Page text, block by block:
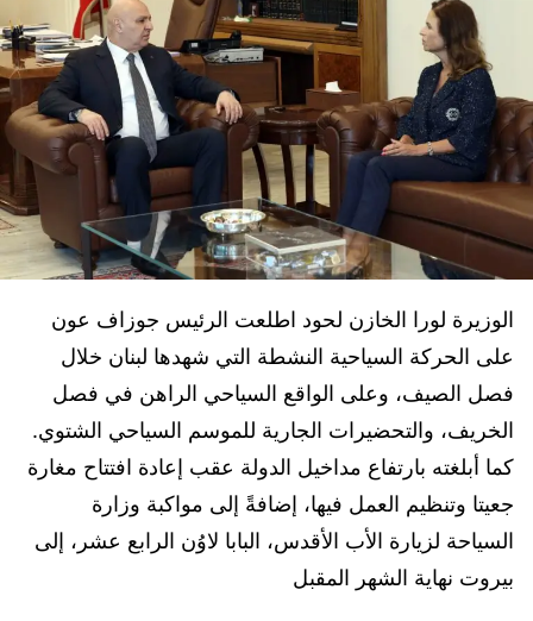
الوزيرة لورا الخازن لحود اطلعت الرئيس جوزاف عون
على الحركة السياحية النشطة التي شهدها لبنان خلال
فصل الصيف، وعلى الواقع السياحي الراهن في فصل
الخريف، والتحضيرات الجارية للموسم السياحي الشتوي.
كما أبلغته بارتفاع مداخيل الدولة عقب إعادة افتتاح مغارة
جعيتا وتنظيم العمل فيها، إضافةً إلى مواكبة وزارة
السياحة لزيارة الأب الأقدس، البابا لاوُن الرابع عشر، إلى
بيروت نهاية الشهر المقبل